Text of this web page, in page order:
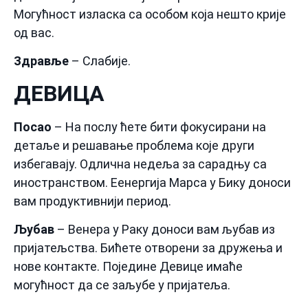
Могућност изласка са особом која нешто крије
од вас.
Здравље – Слабије.
ДЕВИЦА
Посао – На послу ћете бити фокусирани на
детаље и решавање проблема које други
избегавају. Одлична недеља за сарадњу са
иностранством. Еенергија Марса у Бику доноси
вам продуктивнији период.
Љубав – Венера у Раку доноси вам љубав из
пријатељства. Бићете отворени за дружења и
нове контакте. Поједине Девице имаће
могућност да се заљубе у пријатеља.